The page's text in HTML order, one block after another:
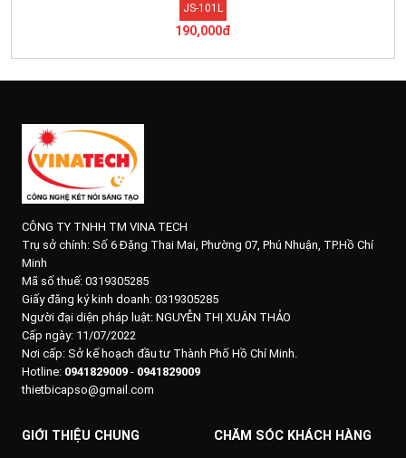
JS-101L
190,000đ
CÔNG TY TNHH TM VINA TECH
Trụ sở chính: Số 6 Đặng Thai Mai, Phường 07, Phú Nhuận, TP.Hồ Chí
Minh
Mã số thuế: 0319305285
Giấy đăng ký kinh doanh: 0319305285
Người đại diện pháp luật: NGUYỄN THỊ XUÂN THẢO
Cấp ngày: 11/07/2022
Nơi cấp: Sở kế hoạch đầu tư Thành Phố Hồ Chí Minh.
Hotline: 0941829009 - 0941829009
thietbicapso@gmail.com
GIỚI THIỆU CHUNG CHĂM SÓC KHÁCH HÀNG